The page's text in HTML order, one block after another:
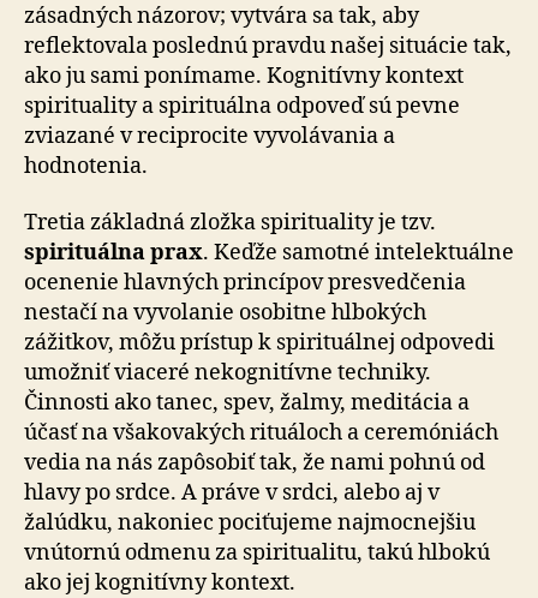
zásadných názorov; vytvára sa tak, aby
reflektovala poslednú pravdu našej situácie tak,
ako ju sami ponímame. Kognitívny kontext
spirituality a spirituálna odpoveď sú pevne
zviazané v reciprocite vyvolávania a
hodnotenia.
Tretia základná zložka spirituality je tzv.
spirituálna prax. Keďže samotné intelektuálne
ocenenie hlavných princípov presvedčenia
nestačí na vyvolanie osobitne hlbokých
zážitkov, môžu prístup k spirituálnej odpovedi
umožniť viaceré nekognitívne techniky.
Činnosti ako tanec, spev, žalmy, meditácia a
účasť na všakovakých rituáloch a ceremóniách
vedia na nás zapôsobiť tak, že nami pohnú od
hlavy po srdce. A práve v srdci, alebo aj v
žalúdku, nakoniec pociťujeme najmocnejšiu
vnútornú odmenu za spiritualitu, takú hlbokú
ako jej kognitívny kontext.